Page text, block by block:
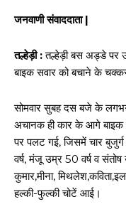
जनवाणी संवाददाता |
तल्हेड़ी :तल्हेड़ी बस अड्डे पर
बाइक सवार को बचाने के
सोमवार सुबह दस बजे के
अचानक ही कार के आगे बाइक
पर पलट गई, जिसमें चार बुजुर्ग
वर्ष, मंजू उम्र 50 वर्ष व
कुमार,मीना,
हल्की-फुल्की चोटें आई।